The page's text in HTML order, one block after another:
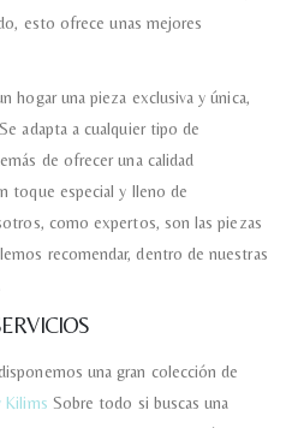
esto ofrece unas mejores
hogar una pieza exclusiva y única,
adapta a cualquier tipo de
de ofrecer una calidad
toque especial y lleno de
como expertos, son las piezas
recomendar, dentro de nuestras
una gran colección de
Kilims Sobre todo si buscas una